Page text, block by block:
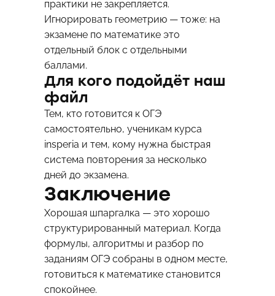
практики не закрепляется.
Игнорировать геометрию — тоже: на
экзамене по математике это
отдельный блок с отдельными
баллами.
Для кого подойдёт наш
файл
Тем, кто готовится к ОГЭ
самостоятельно, ученикам курса
insperia и тем, кому нужна быстрая
система повторения за несколько
дней до экзамена.
Заключение
Хорошая шпаргалка — это хорошо
структурированный материал. Когда
формулы, алгоритмы и разбор по
заданиям ОГЭ собраны в одном месте,
готовиться к математике становится
спокойнее.